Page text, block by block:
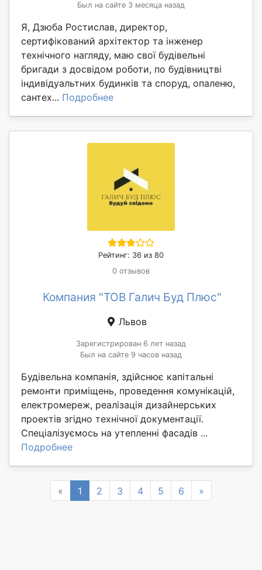
Был на сайте 3 месяца назад
Я, Дзюба Ростислав, директор,
сертифікований архітектор та інженер
технічного нагляду, маю свої будівельні
бригади з досвідом роботи, по будівництві
індивідуальтних будинків та споруд, опаленю,
сантех... Подробнее
Рейтинг: 36 из 80
0 отзывов
Компания "ТОВ Галич Буд Плюс"
Львов
Зарегистрирован 6 лет назад
Был на сайте 9 часов назад
Будівельна компанія, здійснює капітальні
ремонти приміщень, проведення комунікацій,
електромереж, реалізація дизайнерських
проектів згідно технічної документації.
Спеціалізуємось на утепленні фасадів ...
Подробнее
« Previous
1 2 3 4 5 6 »